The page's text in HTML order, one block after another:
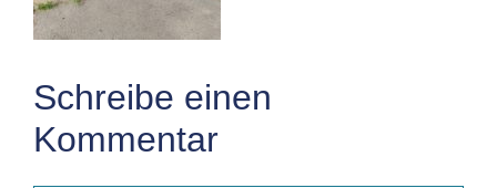
Schreibe einen
Kommentar